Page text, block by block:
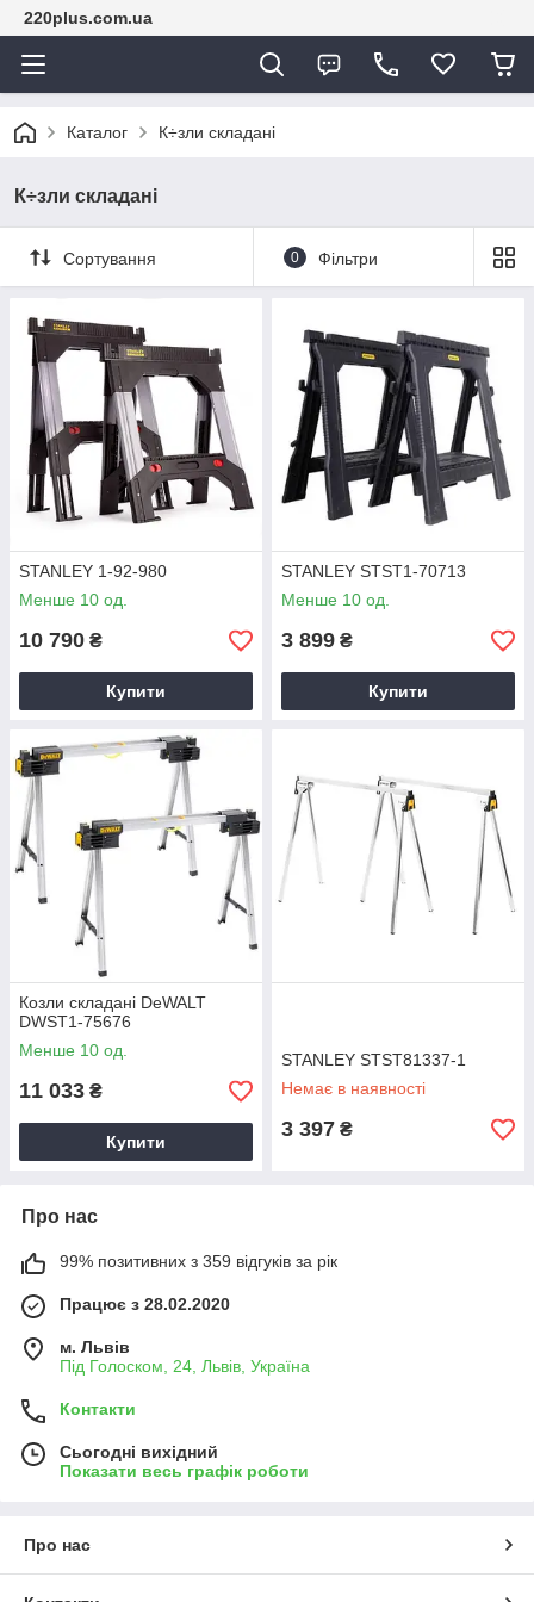
220plus.com.ua
Каталог К÷зли складані
К÷зли складані
Сортування 0 Фільтри
STANLEY 1-92-980
Менше 10 од.
10 790 ₴
Купити
STANLEY STST1-70713
Менше 10 од.
3 899 ₴
Купити
Козли складані DeWALT
DWST1-75676
Менше 10 од.
11 033 ₴
Купити
STANLEY STST81337-1
Немає в наявності
3 397 ₴
Про нас
99% позитивних з 359 відгуків за рік
Працює з 28.02.2020
м. Львів
Під Голоском, 24, Львів, Україна
Контакти
Сьогодні вихідний
Показати весь графік роботи
Про нас